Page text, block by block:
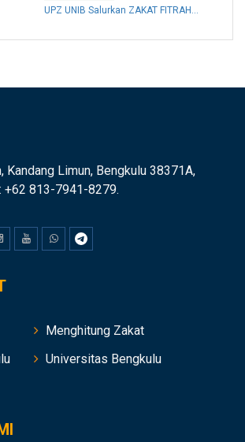
UPZ UNIB Salurkan ZAKAT FITRAH...
Kandang Limun, Bengkulu 38371A,
+62 813-7941-8279.
Menghitung Zakat
Universitas Bengkulu